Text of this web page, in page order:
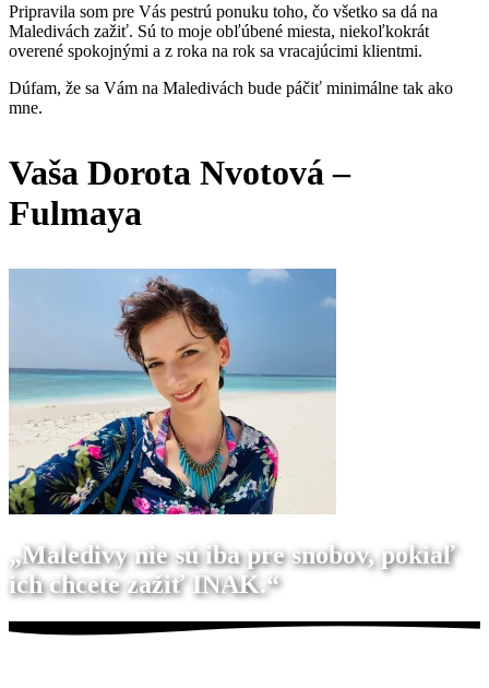
Pripravila som pre Vás pestrú ponuku toho, čo všetko sa dá na
Maledivách zažiť. Sú to moje obľúbené miesta, niekoľkokrát
overené spokojnými a z roka na rok sa vracajúcimi klientmi.
Dúfam, že sa Vám na Maledivách bude páčiť minimálne tak ako
mne.
Vaša Dorota Nvotová –
Fulmaya
„Maledivy nie sú iba pre snobov, pokiaľ
ich chcete zažiť INAK.“